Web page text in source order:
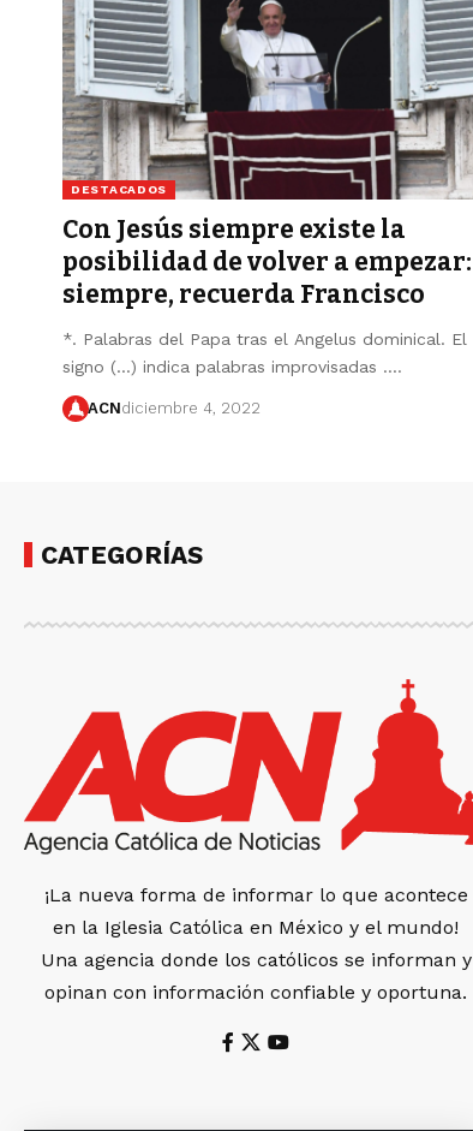
DESTACADOS
Con Jesús siempre existe la
posibilidad de volver a empezar:
siempre, recuerda Francisco
*. Palabras del Papa tras el Angelus dominical. El
signo (...) indica palabras improvisadas .…
ACNdiciembre 4, 2022
CATEGORÍAS
¡La nueva forma de informar lo que acontece
en la Iglesia Católica en México y el mundo!
Una agencia donde los católicos se informan y
opinan con información confiable y oportuna.